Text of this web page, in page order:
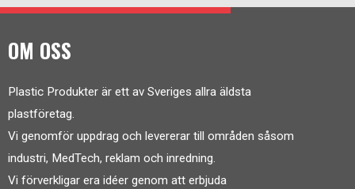
OM OSS
Plastic Produkter är ett av Sveriges allra äldsta
plastföretag.
Vi genomför uppdrag och levererar till områden såsom
industri, MedTech, reklam och inredning.
Vi förverkligar era idéer genom att erbjuda